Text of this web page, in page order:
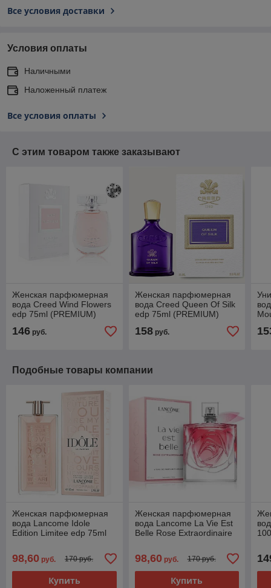
Все условия доставки
Условия оплаты
Наличными
Наложенный платеж
Все условия оплаты
С этим товаром также заказывают
Женская парфюмерная
вода Creed Wind Flowers
edp 75ml (PREMIUM)
146 руб.
Женская парфюмерная
вода Creed Queen Of Silk
edp 75ml (PREMIUM)
158руб.
Подобные товары компании
Женская парфюмерная
вода Lancome Idole
Edition Limitee edp 75ml
98,60 руб. 170 руб.
Купить
Женская парфюмерная
вода Lancome La Vie Est
Belle Rose Extraordinaire
98,60 руб. 170 руб.
Купить